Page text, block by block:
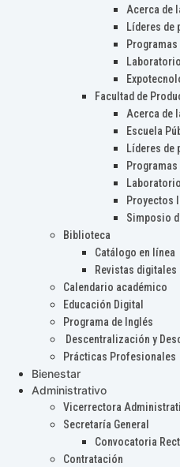
Acerca de
Líderes de
Facultad de
Acerca de
Escuela
Líderes de
Proyectos
Simposio
Biblioteca
Catálogo en línea
Revistas digitales
Calendario académico
Educación Digital
Programa de Inglés
Descentralización y
Prácticas Profesionales
Bienestar
Administrativo
Vicerrectora
Secretaría General
Convocatoria
Contratación